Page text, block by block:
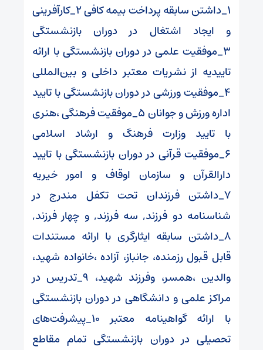
۱_داشتن سابقه پرداخت بیمه کافی ۲_کارآفرینی
و ایجاد اشتغال در دوران بازنشستگی
۳_موفقیت علمی در دوران بازنشستگی با ارائه
تاییدیه از نشریات معتبر داخلی و بین‌المللی
۴_موفقیت ورزشی در دوران بازنشستگی با تایید
اداره ورزش و جوانان ۵_موفقیت فرهنگی ،هنری
با تایید وزارت فرهنگ و ارشاد اسلامی
۶_موفقیت قرآنی در دوران بازنشستگی با تایید
دارالقرآن و سازمان اوقاف و امور خیریه
۷_داشتن فرزندان تحت تکفل مندرج در
شناسنامه دو فرزند, سه فرزند, و چهار فرزند,
۸_داشتن سابقه ایثارگری با ارائه مستندات
قابل قبول رزمنده، جانباز، آزاده ،خانواده شهید،
والدین ،همسر، وفرزند شهید، ۹_تدریس در
مراکز علمی و دانشگاهی در دوران بازنشستگی
با ارائه گواهینامه معتبر ۱۰_پیشرفت‌های
تحصیلی در دوران بازنشستگی تمام مقاطع